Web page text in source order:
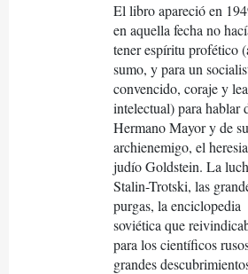
El libro apareció en
en aquella fecha no
tener espíritu profético
sumo, y para un
convencido, coraje y
intelectual) para hablar
Hermano Mayor y de su
archienemigo, el
judío Goldstein. La
Stalin-Trotski, las
purgas, la enciclopedia
soviética que
para los científicos
grandes